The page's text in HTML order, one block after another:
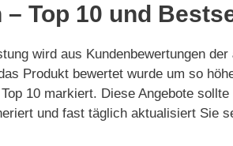
Top 10 und
wird aus Kundenbewertungen der
Produkt bewertet wurde um so
10 markiert. Diese Angebote
und fast täglich aktualisiert Sie